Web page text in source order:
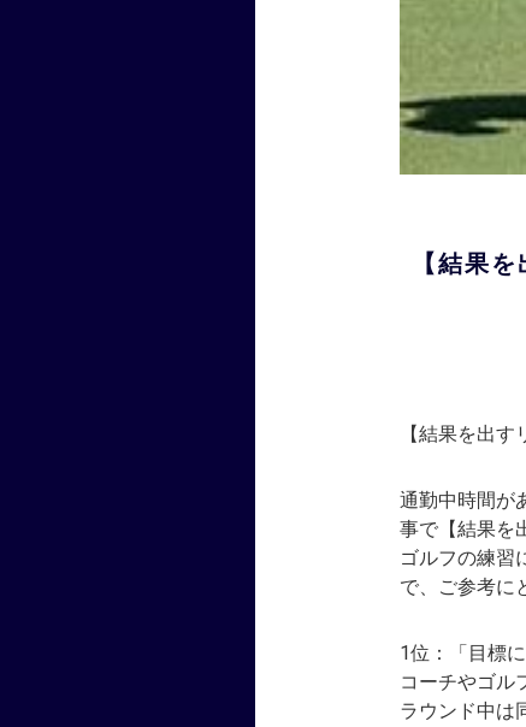
【結果
【結果を出
通勤中時間が
事で【結果を
ゴルフの練習
で、ご参考に
1位：「目標
コーチやゴル
ラウンド中は